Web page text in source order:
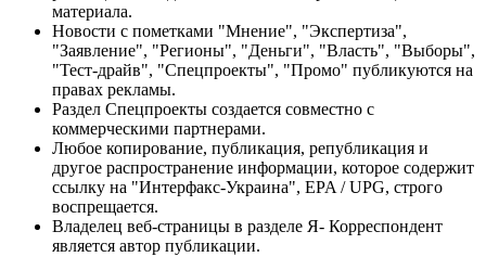
материала.
Новости с пометками "Мнение", "Экспертиза",
"Заявление", "Регионы", "Деньги", "Власть", "Выборы",
"Тест-драйв", "Спецпроекты", "Промо" публикуются на
правах рекламы.
Раздел Спецпроекты создается совместно с
коммерческими партнерами.
Любое копирование, публикация, републикация и
другое распространение информации, которое содержит
ссылку на "Интерфакс-Украина", EPA / UPG, строго
воспрещается.
Владелец веб-страницы в разделе Я- Корреспондент
является автор публикации.